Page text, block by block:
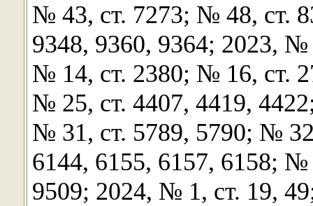
№ 43, ст. 7273; № 48, ст.
9348, 9360, 9364; 2023,
№ 14, ст. 2380; № 16, ст.
№ 25, ст. 4407, 4419,
№ 31, ст. 5789, 5790; №
6144, 6155, 6157, 6158;
9509; 2024, № 1, ст. 19,